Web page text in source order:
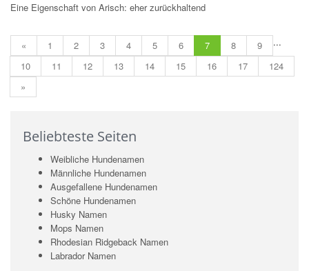
Eine Eigenschaft von Arisch: eher zurückhaltend
« 1 2 3 4 5 6 7 8
9
10
11 12 13 14 15 16 17
...
124
»
Beliebteste Seiten
Weibliche Hundenamen
Männliche Hundenamen
Ausgefallene Hundenamen
Schöne Hundenamen
Husky Namen
Mops Namen
Rhodesian Ridgeback Namen
Labrador Namen